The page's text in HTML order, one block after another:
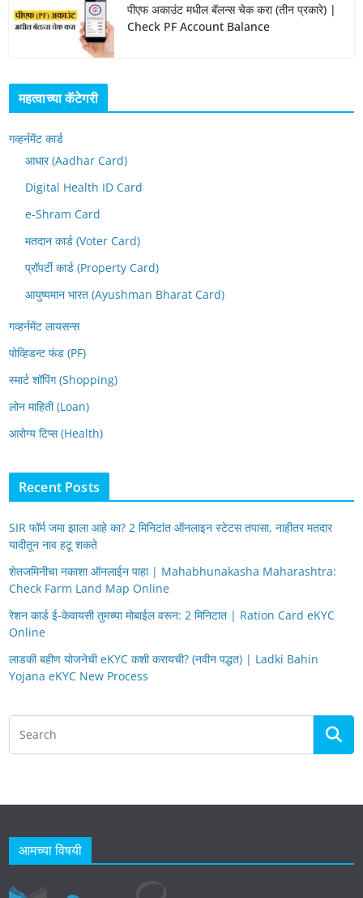
पीएफ अकाउंट मधील बॅलन्स चेक करा (तीन प्रकारे) |
Check PF Account Balance
महत्वाच्या कॅटेगरी
गव्हर्नमेंट कार्ड
आधार (Aadhar Card)
Digital Health ID Card
e-Shram Card
मतदान कार्ड (Voter Card)
प्रॉपर्टी कार्ड (Property Card)
आयुष्यमान भारत (Ayushman Bharat Card)
गव्हर्नमेंट लायसन्स
पोव्हिडन्ट फंड (PF)
स्मार्ट शॉपिंग (Shopping)
लोन माहिती (Loan)
आरोग्य टिप्स (Health)
Recent Posts
SIR फॉर्म जमा झाला आहे का? 2 मिनिटांत ऑनलाइन स्टेटस तपासा, नाहीतर मतदार
यादीतून नाव हटू शकते
शेतजमिनीचा नकाशा ऑनलाईन पाहा | Mahabhunakasha Maharashtra:
Check Farm Land Map Online
रेशन कार्ड ई-केवायसी तुमच्या मोबाईल वरून: 2 मिनिटात | Ration Card eKYC
Online
लाडकी बहीण योजनेची eKYC कशी करायची? (नवीन पद्धत) | Ladki Bahin
Yojana eKYC New Process
आमच्या विषयी